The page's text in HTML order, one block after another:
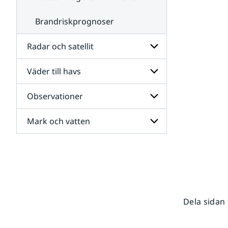
Brandriskprognoser
Radar och satellit
Undersidor
för
Radar
och
satellit
Väder till havs
Undersidor
för
Väder
till
havs
Observationer
Undersidor
för
Mark och vatten
Dela sidan